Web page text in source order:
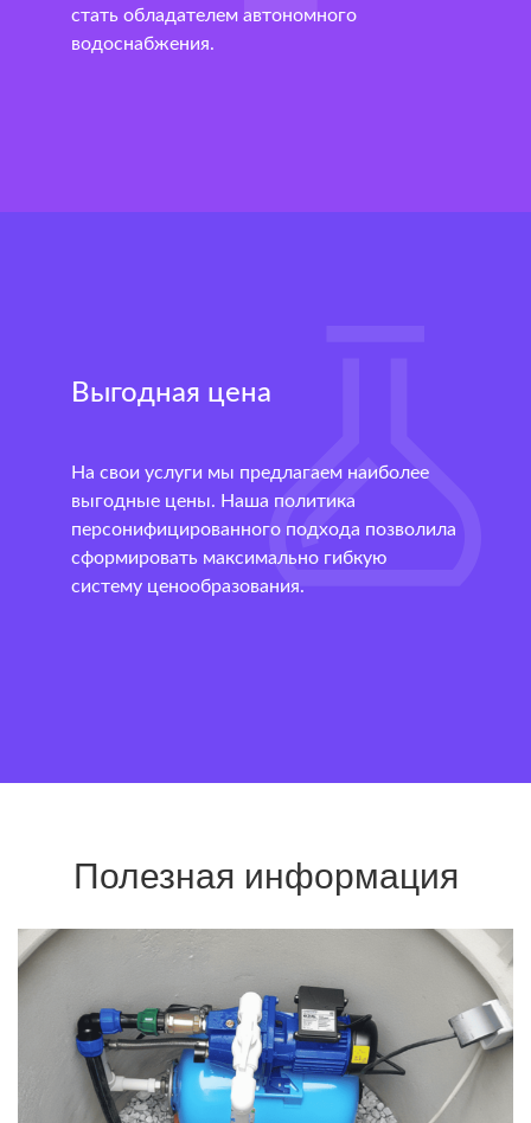
стать обладателем автономного
водоснабжения.
Выгодная цена
На свои услуги мы предлагаем наиболее
выгодные цены. Наша политика
персонифицированного подхода позволила
сформировать максимально гибкую
систему ценообразования.
Полезная информация